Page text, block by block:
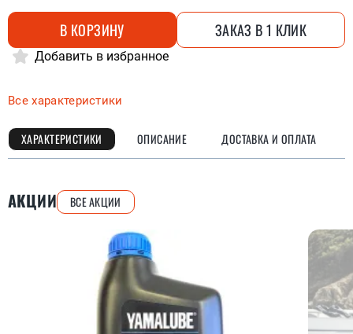
В КОРЗИНУ ЗАКАЗ В 1 КЛИК
Добавить в избранное
Все характеристики
ХАРАКТЕРИСТИКИ ОПИСАНИЕ ДОСТАВКА И ОПЛАТА
АКЦИИ ВСЕ АКЦИИ